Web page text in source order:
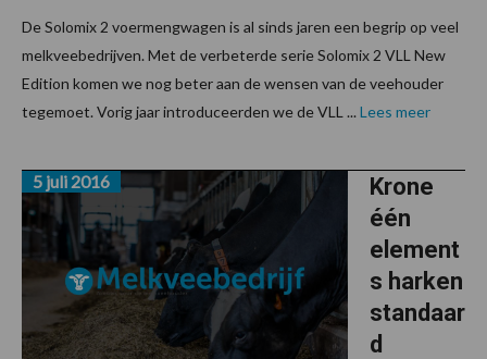
De Solomix 2 voermengwagen is al sinds jaren een begrip op veel
melkveebedrijven. Met de verbeterde serie Solomix 2 VLL New
Edition komen we nog beter aan de wensen van de veehouder
tegemoet. Vorig jaar introduceerden we de VLL ... Lees meer
Krone
één
element
s harken
standaar
d
5 juli 2016